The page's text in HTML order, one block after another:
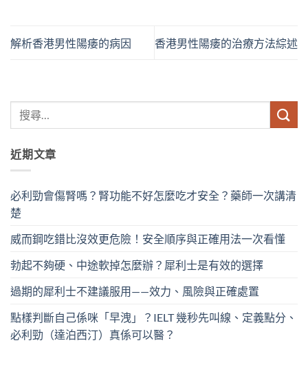
解析香港男性陽痿的病因 香港男性陽痿的治療方法綜述
近期文章
必利勁會傷腎嗎？腎功能不好怎麼吃才安全？藥師一次講清
楚
威而鋼吃錯比沒效更危險！安全順序與正確用法一次看懂
勃起不夠硬、中途軟掉怎麼辦？犀利士是有效的選擇
過期的犀利士不建議服用——效力、風險與正確處置
點樣判斷自己係咪「早洩」？IELT 幾秒先叫線、定義點分、
必利勁（達泊西汀）真係可以醫？